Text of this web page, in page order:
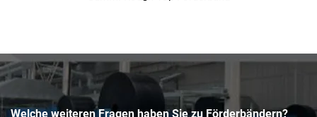
Welche weiteren Fragen haben Sie zu Förderbändern?